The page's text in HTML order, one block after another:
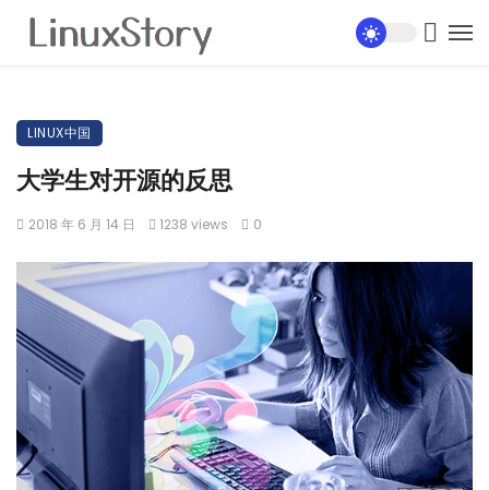
LINUX中国
大学生对开源的反思
2018 年 6 月 14 日 1238 views 0